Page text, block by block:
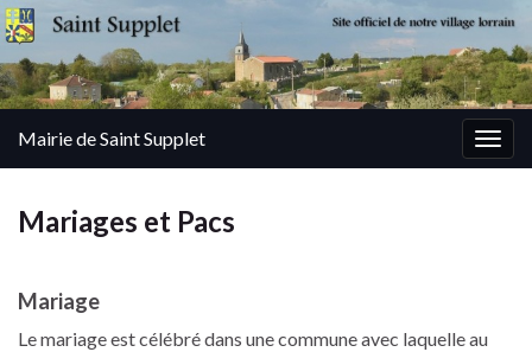
Mairie de Saint Supplet
Mariages et Pacs
Mariage
Le mariage est célébré dans une commune avec laquelle au